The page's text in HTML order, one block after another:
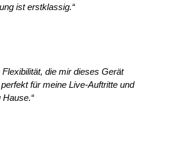
ist erstklassig.“
Flexibilität, die mir dieses Gerät
für meine Live-Auftritte und